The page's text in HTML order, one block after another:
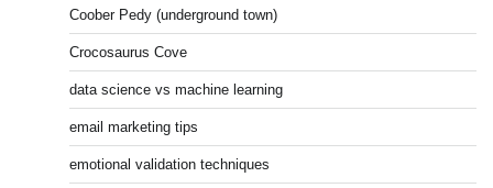
Coober Pedy (underground town)
Crocosaurus Cove
data science vs machine learning
email marketing tips
emotional validation techniques